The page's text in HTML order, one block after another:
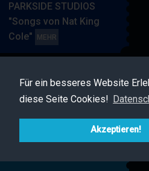
Für ein besseres Website
diese Seite Cookies!
Akzeptieren!
PARKSIDE STUDIOS
"Songs von Nat King
Cole"
MEHR
BAND
BERRY BLUE & FRIENDS
Live Jazz im MAMPF
&